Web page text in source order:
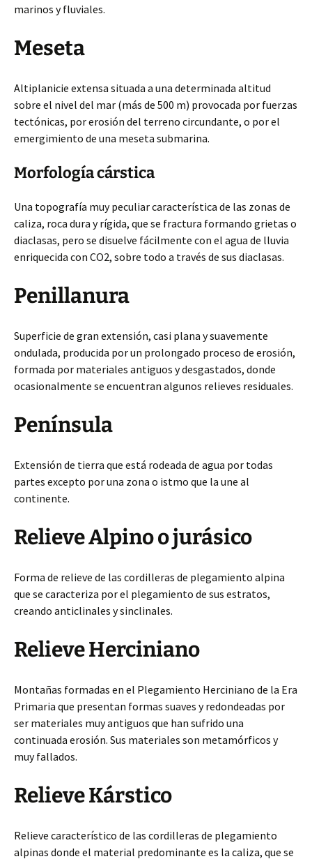
marinos y fluviales.
Meseta
Altiplanicie extensa situada a una determinada altitud
sobre el nivel del mar (más de 500 m) provocada por fuerzas
tectónicas, por erosión del terreno circundante, o por el
emergimiento de una meseta submarina.
Morfología cárstica
Una topografía muy peculiar característica de las zonas de
caliza, roca dura y rígida, que se fractura formando grietas o
diaclasas, pero se disuelve fácilmente con el agua de lluvia
enriquecida con CO2, sobre todo a través de sus diaclasas.
Penillanura
Superficie de gran extensión, casi plana y suavemente
ondulada, producida por un prolongado proceso de erosión,
formada por materiales antiguos y desgastados, donde
ocasionalmente se encuentran algunos relieves residuales.
Península
Extensión de tierra que está rodeada de agua por todas
partes excepto por una zona o istmo que la une al
continente.
Relieve Alpino o jurásico
Forma de relieve de las cordilleras de plegamiento alpina
que se caracteriza por el plegamiento de sus estratos,
creando anticlinales y sinclinales.
Relieve Herciniano
Montañas formadas en el Plegamiento Herciniano de la Era
Primaria que presentan formas suaves y redondeadas por
ser materiales muy antiguos que han sufrido una
continuada erosión. Sus materiales son metamórficos y
muy fallados.
Relieve Kárstico
Relieve característico de las cordilleras de plegamiento
alpinas donde el material predominante es la caliza, que se